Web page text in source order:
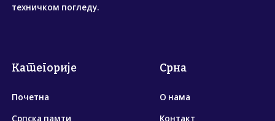
техничком погледу.
Категорије
Почетна
Српска памти
Срна
О нама
Контакт